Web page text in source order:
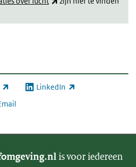
external)LinkedIn
(link is external)
is voor iedereen